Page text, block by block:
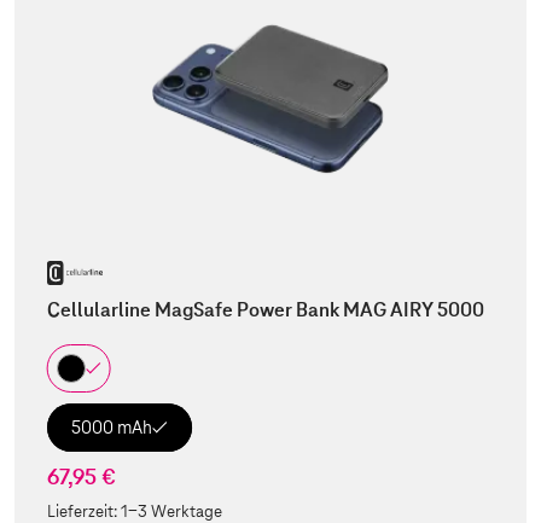
Cellularline MagSafe Power Bank MAG AIRY 5000
5000 mAh
67,95 €
Lieferzeit:1-3 Werktage